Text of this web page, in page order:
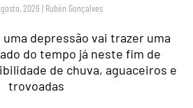
2026 | Rubén Gonçalves
depressão vai trazer uma
do tempo já neste fim de
de chuva, aguaceiros e
trovoadas